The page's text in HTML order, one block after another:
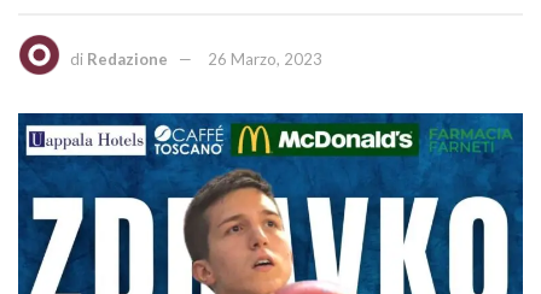
di Redazione 26 Marzo, 2023